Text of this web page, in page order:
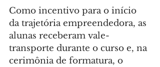
Como incentivo para o início
da trajetória empreendedora, as
alunas receberam vale-
transporte durante o curso e, na
cerimônia de formatura, o